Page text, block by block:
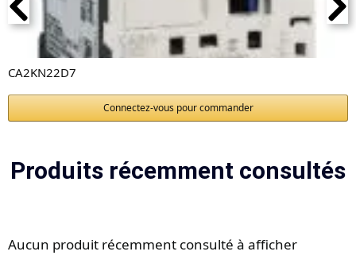
CA2KN22D7
Connectez-vous pour commander
Produits récemment consultés
Aucun produit récemment consulté à afficher